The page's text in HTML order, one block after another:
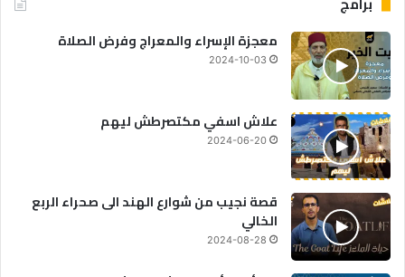
معجزة الإسراء والمعراج وفرض الصلاة
2024-10-03
علاش اسفي مكتصرطش ليهم
2024-06-20
قصة نجيب من شوارع الهند الى صحراء الربع
الخالي
2024-08-28